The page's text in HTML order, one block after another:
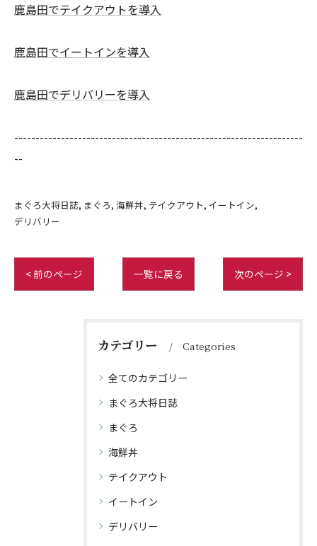
鹿島田でテイクアウトを導入
鹿島田でイートインを導入
鹿島田でデリバリーを導入
--------------------------------------------------------------------
--
まぐろ大将日誌 まぐろ 海鮮丼 テイクアウト イートイン
デリバリー
< 前のページ 一覧に戻る 次のページ >
カテゴリー Categories
全てのカテゴリー
まぐろ大将日誌
まぐろ
海鮮丼
テイクアウト
イートイン
デリバリー